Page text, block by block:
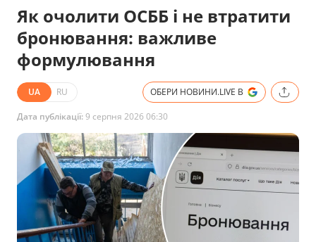
Як очолити ОСББ і не втратити
бронювання: важливе
формулювання
UA RU ОБЕРИ НОВИНИ.LIVE В
Дата публікації:9 серпня 2026 06:30